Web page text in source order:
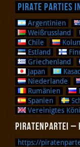
Pirate Parties
Argentinien
Weißrussland
Chile
Estland
Griechenland
Japan
Niederlande
Rumänien
Spanien
Vereinigtes
Piratenpartei –
https://